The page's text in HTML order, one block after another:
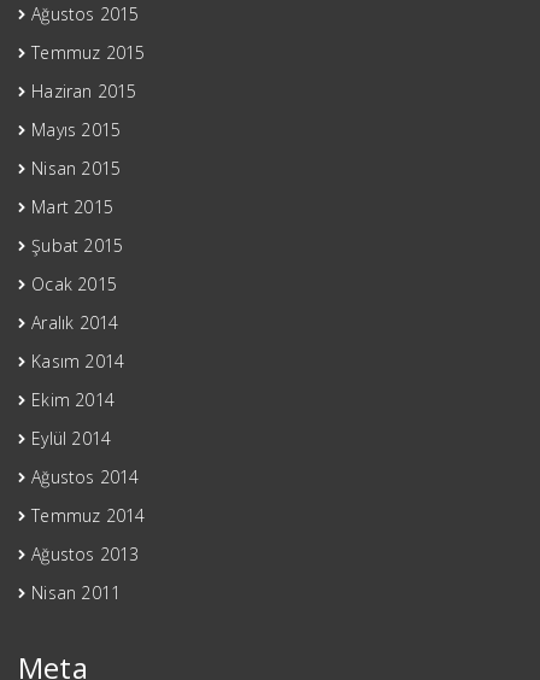
Ağustos 2015
Temmuz 2015
Haziran 2015
Mayıs 2015
Nisan 2015
Mart 2015
Şubat 2015
Ocak 2015
Aralık 2014
Kasım 2014
Ekim 2014
Eylül 2014
Ağustos 2014
Temmuz 2014
Ağustos 2013
Nisan 2011
Meta